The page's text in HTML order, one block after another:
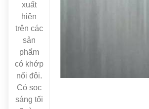
xuất
hiện
trên các
sản
phẩm
có khớp
nối đôi.
Có sọc
sáng tối